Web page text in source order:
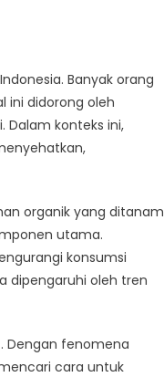
Banyak orang
ini didorong oleh
konteks ini,
organik yang ditanam
utama.
konsumsi
dipengaruhi oleh tren
Dengan fenomena
cara untuk